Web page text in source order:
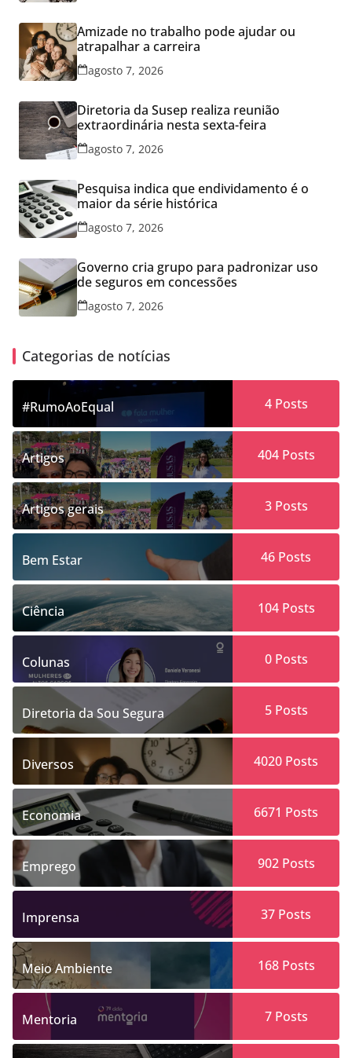
Amizade no trabalho pode ajudar ou
atrapalhar a carreira
agosto 7, 2026
Diretoria da Susep realiza reunião
extraordinária nesta sexta-feira
agosto 7, 2026
Pesquisa indica que endividamento é o
maior da série histórica
agosto 7, 2026
Governo cria grupo para padronizar uso
de seguros em concessões
agosto 7, 2026
Categorias de notícias
#RumoAoEqual 4Posts
Artigos 404Posts
Artigos gerais 3Posts
Bem Estar 46 Posts
Ciência 104Posts
Colunas 0Posts
Diretoria da Sou Segura 5Posts
Diversos 4020 Posts
Economia 6671 Posts
Emprego 902Posts
Imprensa 37 Posts
Meio Ambiente 168Posts
Mentoria 7Posts